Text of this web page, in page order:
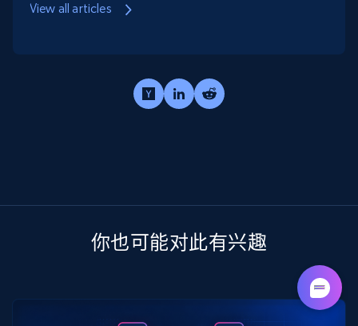
View all articles
你也可能对此有兴趣